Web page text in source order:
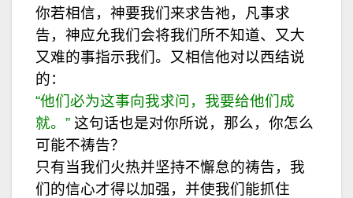
你若相信，神要我们来求告祂，凡事求
告，神应允我们会将我们所不知道、又大
又难的事指示我们。又相信他对以西结说
的：
“他们必为这事向我求问，我要给他们成
就。” 这句话也是对你所说，那么，你怎么
可能不祷告？
只有当我们火热并坚持不懈怠的祷告，我
们的信心才得以加强，并使我们能抓住